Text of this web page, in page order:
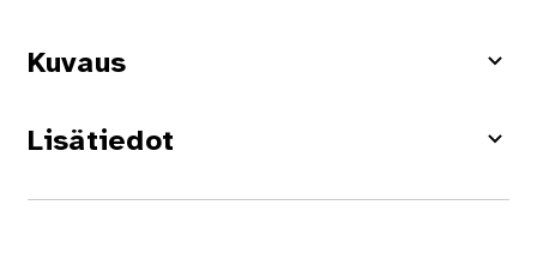
Kuvaus
Lisätiedot